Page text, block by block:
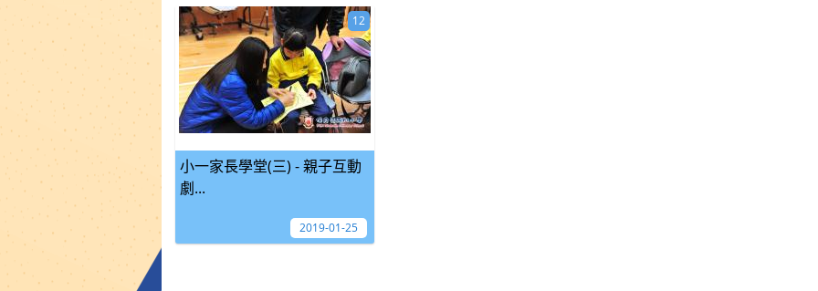
小一家長學堂(三) - 親子互動
劇...
12
2019-01-25